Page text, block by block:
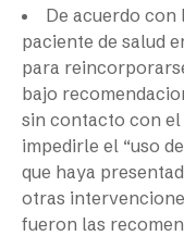
De acuerdo con
paciente de salud
para
bajo
sin contacto con
impedirle el “uso
que haya
otras
fueron las